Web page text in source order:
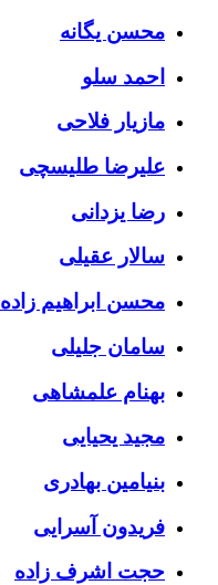
محسن یگانه
احمد سلو
مازیار فلاحی
علیرضا طلیسچی
رضا یزدانی
سالار عقیلی
محسن ابراهیم زاده
سامان جلیلی
بهنام علمشاهی
مجید یحیایی
بنیامین بهادری
فریدون آسرایی
حجت اشرف زاده